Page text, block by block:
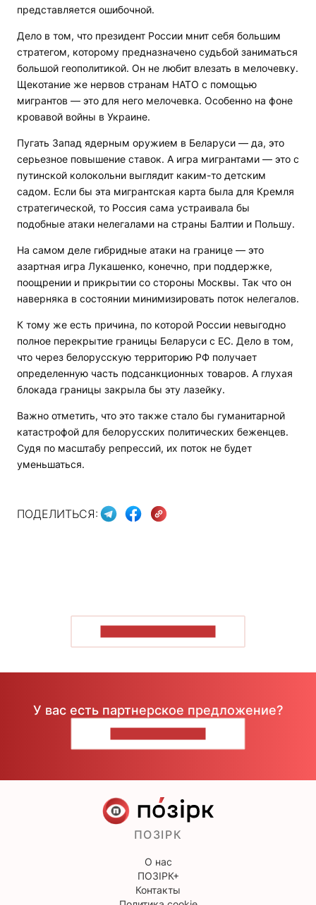
представляется ошибочной.
Дело в том, что президент России мнит себя большим
стратегом, которому предназначено судьбой заниматься
большой геополитикой. Он не любит влезать в мелочевку.
Щекотание же нервов странам НАТО с помощью
мигрантов — это для него мелочевка. Особенно на фоне
кровавой войны в Украине.
Пугать Запад ядерным оружием в Беларуси — да, это
серьезное повышение ставок. А игра мигрантами — это с
путинской колокольни выглядит каким-то детским
садом. Если бы эта мигрантская карта была для Кремля
стратегической, то Россия сама устраивала бы
подобные атаки нелегалами на страны Балтии и Польшу.
На самом деле гибридные атаки на границе — это
азартная игра Лукашенко, конечно, при поддержке,
поощрении и прикрытии со стороны Москвы. Так что он
наверняка в состоянии минимизировать поток нелегалов.
К тому же есть причина, по которой России невыгодно
полное перекрытие границы Беларуси с ЕС. Дело в том,
что через белорусскую территорию РФ получает
определенную часть подсанкционных товаров. А глухая
блокада границы закрыла бы эту лазейку.
Важно отметить, что это также стало бы гуманитарной
катастрофой для белорусских политических беженцев.
Судя по масштабу репрессий, их поток не будет
уменьшаться.
ПОДЕЛИТЬСЯ:
У вас есть партнерское предложение?
ПОЗІРК
О нас
ПОЗІРК+
Контакты